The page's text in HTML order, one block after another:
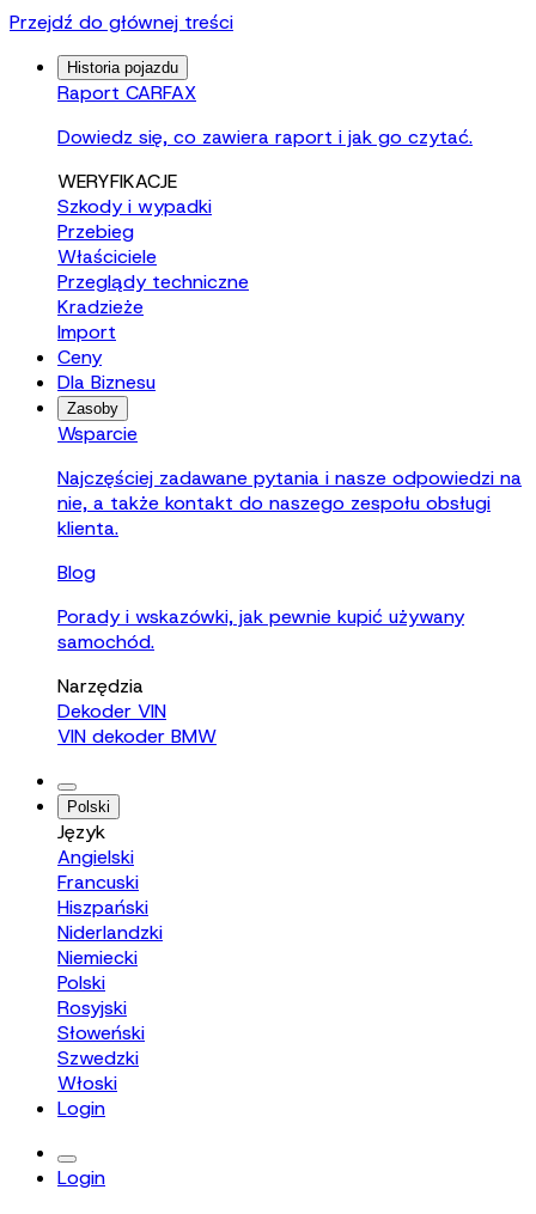
Przejdź do głównej treści
Historia pojazdu
Raport CARFAX
Dowiedz się, co zawiera raport i jak go czytać.
WERYFIKACJE
Szkody i wypadki
Przebieg
Właściciele
Przeglądy techniczne
Kradzieże
Import
Ceny
Dla Biznesu
Zasoby
Wsparcie
Najczęściej zadawane pytania i nasze odpowiedzi na
nie, a także kontakt do naszego zespołu obsługi
klienta.
Blog
Porady i wskazówki, jak pewnie kupić używany
samochód.
Narzędzia
Dekoder VIN
VIN dekoder BMW
Polski
Język
Angielski
Francuski
Hiszpański
Niderlandzki
Niemiecki
Polski
Rosyjski
Słoweński
Szwedzki
Włoski
Login
Login